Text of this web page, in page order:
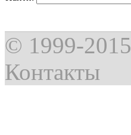
© 1999-2015
Контакты